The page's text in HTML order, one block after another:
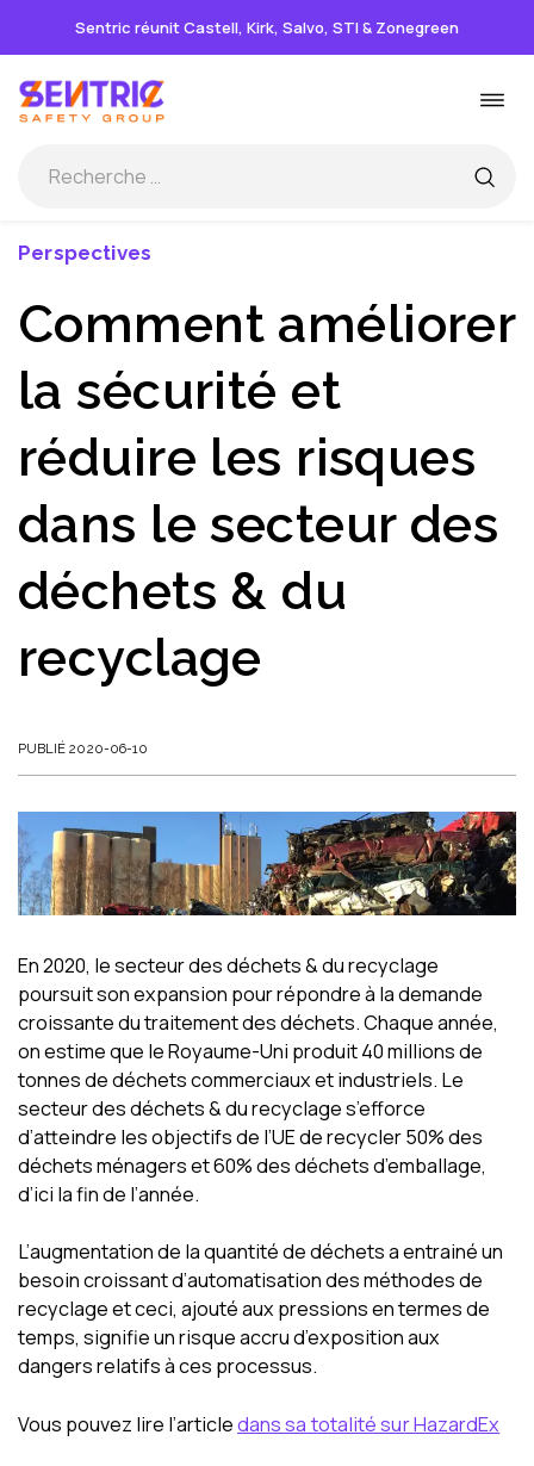
Sentric réunit Castell, Kirk, Salvo, STI & Zonegreen
au
contenu
la
Perspectives
Comment améliorer
la sécurité et
réduire les risques
dans le secteur des
déchets & du
recyclage
PUBLIÉ 2020-06-10
En 2020, le secteur des déchets & du recyclage
poursuit son expansion pour répondre à la demande
croissante du traitement des déchets. Chaque année,
on estime que le Royaume-Uni produit 40 millions de
tonnes de déchets commerciaux et industriels. Le
secteur des déchets & du recyclage s’efforce
d’atteindre les objectifs de l’UE de recycler 50% des
déchets ménagers et 60% des déchets d’emballage,
d’ici la fin de l’année.
L’augmentation de la quantité de déchets a entrainé un
besoin croissant d’automatisation des méthodes de
recyclage et ceci, ajouté aux pressions en termes de
temps, signifie un risque accru d’exposition aux
dangers relatifs à ces processus.
Vous pouvez lire l’articledans sa totalité sur HazardEx